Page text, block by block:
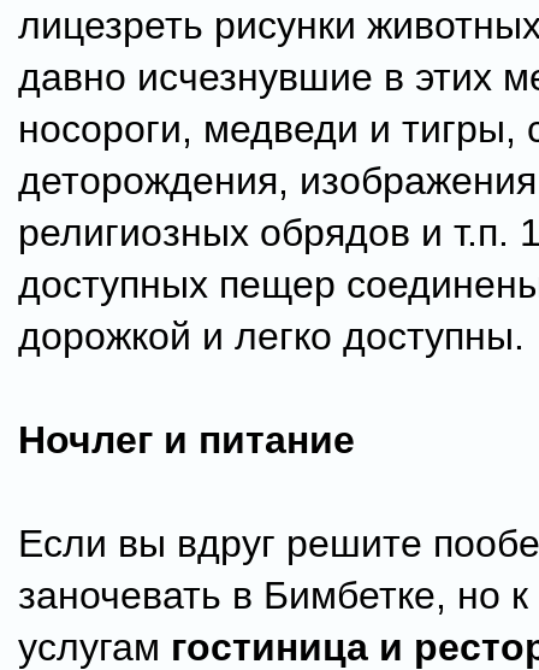
лицезреть рисунки
давно исчезнувшие в этих
носороги, медведи и тигры,
деторождения, изображения
религиозных обрядов и т.п.
доступных пещер
дорожкой и легко доступны.
Ночлег и питание
Если вы вдруг решите
заночевать в Бимбетке, но
услугам гостиница и